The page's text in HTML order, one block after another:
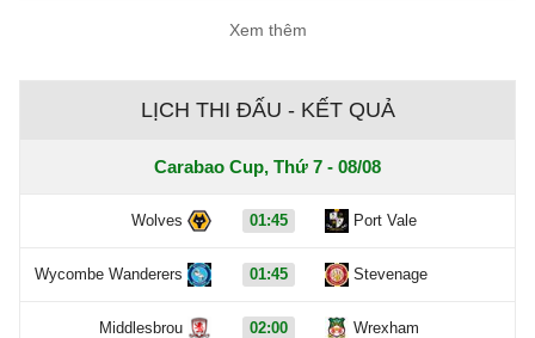
Xem thêm
LỊCH THI ĐẤU - KẾT QUẢ
Carabao Cup, Thứ 7 - 08/08
Wolves 01:45 Port Vale
Wycombe Wanderers 01:45 Stevenage
Middlesbrou 02:00 Wrexham